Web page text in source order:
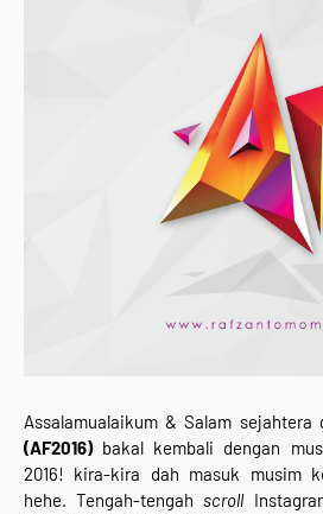
Assalamualaikum & Salam sejahtera
(AF2016)bakal kembali dengan
2016! kira-kira dah masuk musim
hehe. Tengah-tengahscroll